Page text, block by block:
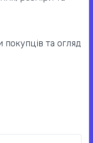
покупців та огляд